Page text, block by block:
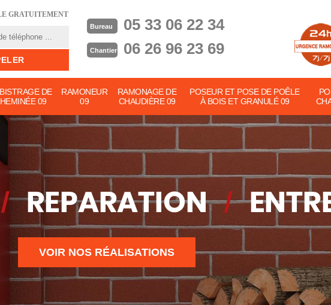
GRATUITEMENT
Bureau 05 33 06 22 34
Chantier 06 26 96 23 69
DE
09
RAMONEUR
09
RAMONAGE DE
CHAUDIÈRE 09
POSEUR ET POSE DE POÊLE
À BOIS ET GRANULÉ 09
VOIR NOS RÉALISATIONS